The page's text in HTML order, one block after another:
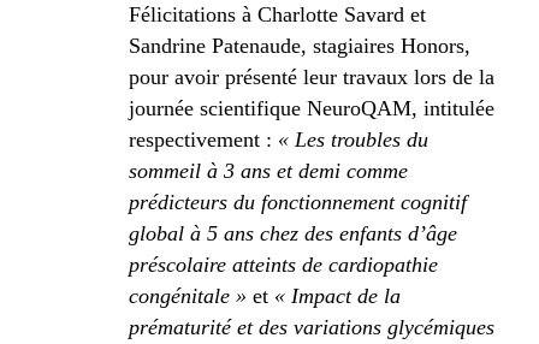
Félicitations à Charlotte Savard et
Sandrine Patenaude, stagiaires Honors,
pour avoir présenté leur travaux lors de la
journée scientifique NeuroQAM, intitulée
respectivement : « Les troubles du
sommeil à 3 ans et demi comme
prédicteurs du fonctionnement cognitif
global à 5 ans chez des enfants d’âge
préscolaire atteints de cardiopathie
congénitale » et « Impact de la
prématurité et des variations glycémiques